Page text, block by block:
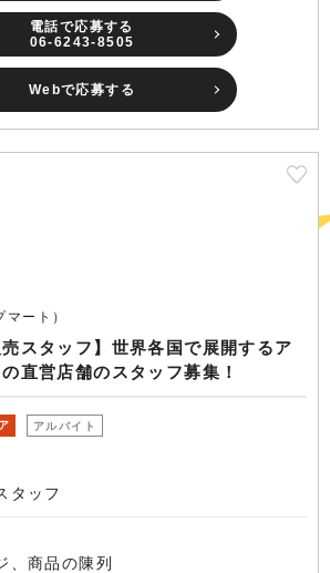
電話で応募する
06-6243-8505
Webで応募する
ート）
売スタッフ】世界各国で展開するア
直営店舗のスタッフ募集！
アルバイト
タッフ
、商品の陳列